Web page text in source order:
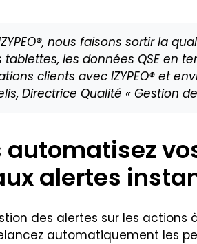
nous faisons sortir la
tablettes, les données QSE en
clients avec IZYPEO® et
Directrice Qualité « Gestion
automatisez
alertes
des alertes sur les actions
automatiquement les